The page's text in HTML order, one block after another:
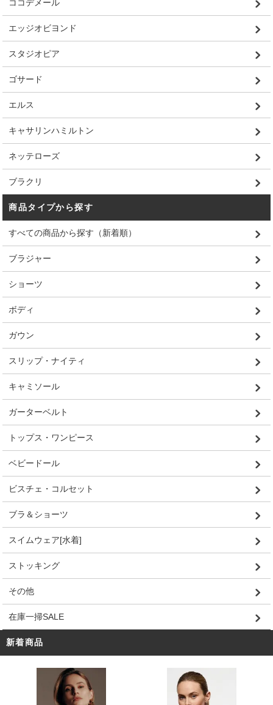
ココデメール
エッジオビヨンド
スタジオピア
ゴサード
エルス
キャサリンハミルトン
ネッテローズ
ブラクリ
商品タイプから探す
すべての商品から探す（新着順）
ブラジャー
ショーツ
ボディ
ガウン
スリップ・ナイティ
キャミソール
ガーターベルト
トップス・ワンピース
ベビードール
ビスチェ・コルセット
ブラ＆ショーツ
スイムウェア[水着]
ストッキング
その他
在庫一掃SALE
新着商品